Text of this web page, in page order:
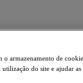
o armazenamento de
do site e ajudar as